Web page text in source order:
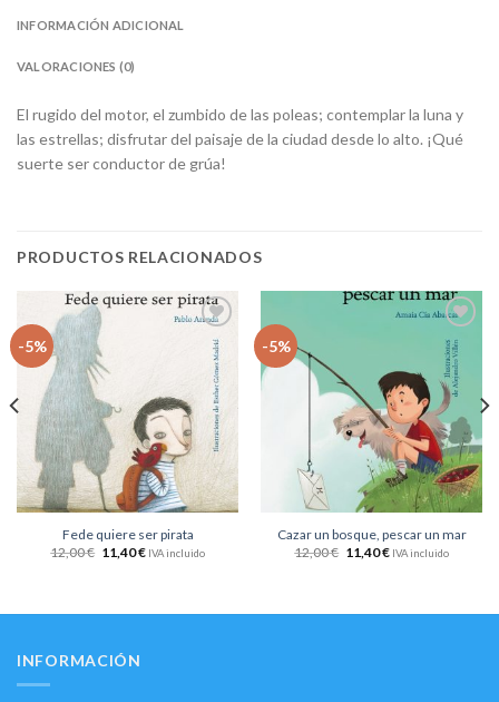
INFORMACIÓN ADICIONAL
VALORACIONES (0)
El rugido del motor, el zumbido de las poleas; contemplar la luna y
las estrellas; disfrutar del paisaje de la ciudad desde lo alto. ¡Qué
suerte ser conductor de grúa!
PRODUCTOS RELACIONADOS
-5%
Añadir
a la
lista
de
deseos
Fede quiere ser pirata
12,00€ 11,40€ IVA incluido
-5%
Añadir
a la
lista
de
deseos
Cazar un bosque, pescar un mar
12,00€ 11,40€ IVA incluido
INFORMACIÓN